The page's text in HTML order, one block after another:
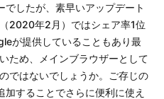
でしたが、素早いアップデート
2020年2月）ではシェア率1位
が提供していることもあり最
ため、メインブラウザーとして
ではないでしょうか。ご存じの
することでさらに便利に使え